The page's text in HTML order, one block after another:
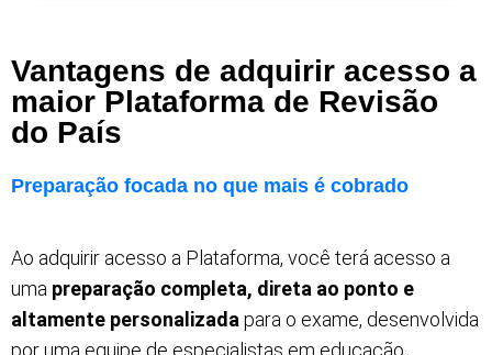
Vantagens de adquirir acesso a
maior Plataforma de Revisão
do País
Preparação focada no que mais é cobrado
Ao adquirir acesso a Plataforma, você terá acesso a
uma preparação completa, direta ao ponto e
altamente personalizada para o exame, desenvolvida
por uma equipe de especialistas em educação.